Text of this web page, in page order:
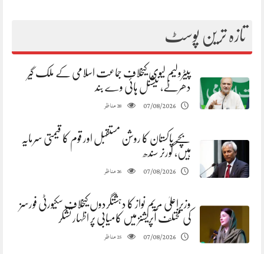
تازہ ترین پوسٹ
پیٹرولیم لیوی کیخلاف جماعت اسلامی کے ملک گیر
دھرنے، نیشنل ہائی وے بند
07/08/2026
28مناظر
بچے پاکستان کا روشن مستقبل اور قوم کا قیمتی سرمایہ
ہیں، گورنر سندھ
07/08/2026
26مناظر
وزیراعلیٰ مریم نواز کا دہشتگردوں کیخلاف سکیورٹی فورسز
کی مختلف آپریشنز میں کامیابی پر اظہار تشکر
07/08/2026
25مناظر